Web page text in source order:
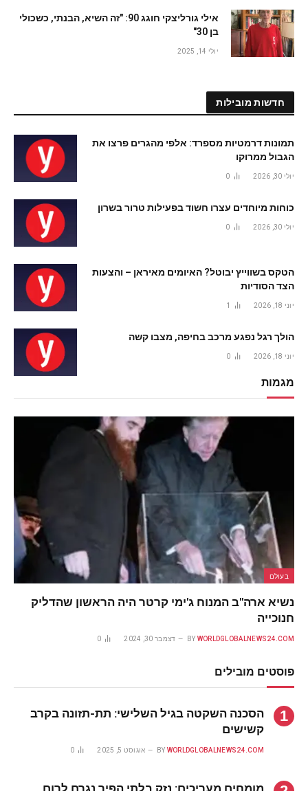
אילי גורליצקי חוגג 90: "זה השיא, הבנתי, כשכולי
בן 30"
יולי 14, 2025
חדשות מובילות
תמונות דרמטיות מספרד: אלפי מהגרים פרצו את
הגבול ממרוקו
יולי 30, 2026 0
כוחות מיוחדים עצרו חשוד בפעילות טרור בשרון
יולי 30, 2026 0
הטקס בשווייץ יבוטל? האיומים מאיראן – והצעות
הצד הסודיות
יוני 18, 2026 1
הולך רגל נפגע מרכב בחיפה, מצבו קשה
יוני 18, 2026 0
מגמות
בעולם
נשיא ארה"ב המנוח ג'ימי קרטר היה הראשון שהדליק
חנוכייה
BY WORLDGLOBALNEWS24.COM דצמבר 30, 2024 0
פוסטים מובילים
הסכנה השקטה בגיל השלישי: תת-תזונה בקרב
קשישים
BY WORLDGLOBALNEWS24.COM אוגוסט 5, 2025 0
מומחים מעריכים: נזק בלתי הפיך נגרם לרום